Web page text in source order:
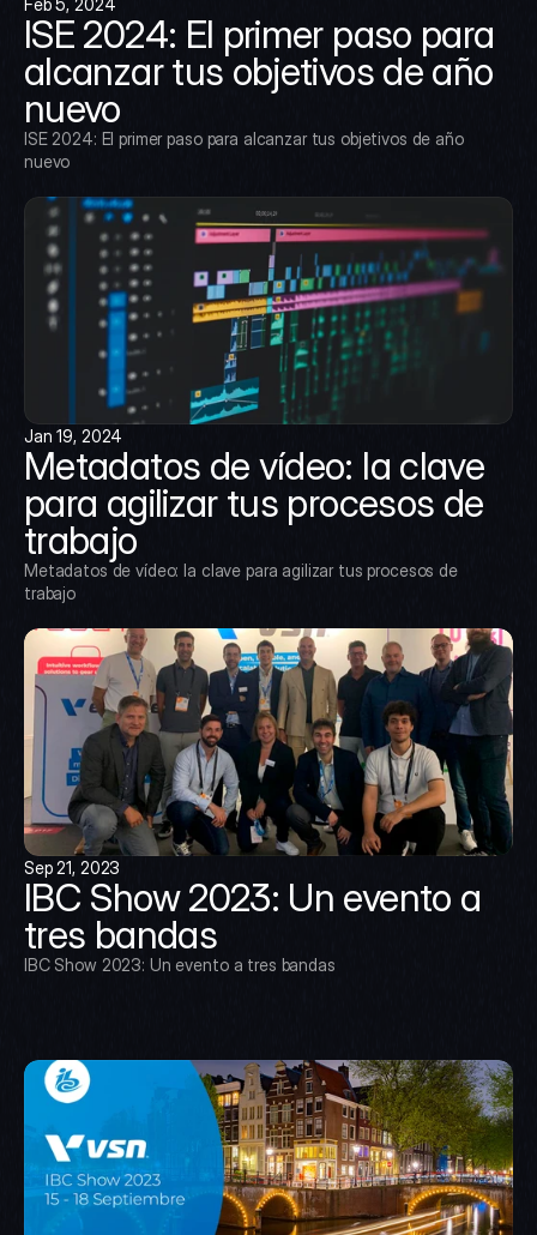
Feb 5, 2024
ISE 2024: El primer paso para
alcanzar tus objetivos de año
nuevo
ISE 2024: El primer paso para alcanzar tus objetivos de año
nuevo
Jan 19, 2024
Metadatos de vídeo: la clave
para agilizar tus procesos de
trabajo
Metadatos de vídeo: la clave para agilizar tus procesos de
trabajo
Sep 21, 2023
IBC Show 2023: Un evento a
tres bandas
IBC Show 2023: Un evento a tres bandas